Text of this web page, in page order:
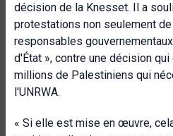
décision de la Knesset. Il a
protestations non seulement
responsables
d'État », contre une décision
millions de Palestiniens qui
l'UNRWA.
« Si elle est mise en œuvre,